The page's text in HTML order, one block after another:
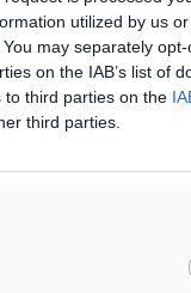
utilized by us
may separately
on the IAB’s list of
to third parties on the
third parties.
του
της Ρόδου κινεί
Λιμενικό Ταμείο
υπόψιν τις